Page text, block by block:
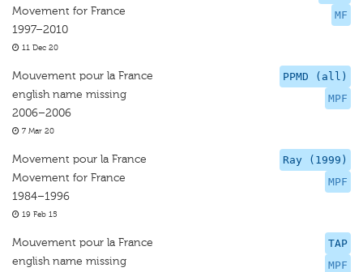
MF
Movement for France
1997–2010
11 Dec 20
PPMD (all)
MPF
Mouvement pour la France
english name missing
2006–2006
7 Mar 20
Ray (1999)
MPF
Movement pour la France
Movement for France
1984–1996
19 Feb 15
TAP
MPF
Mouvement pour la France
english name missing